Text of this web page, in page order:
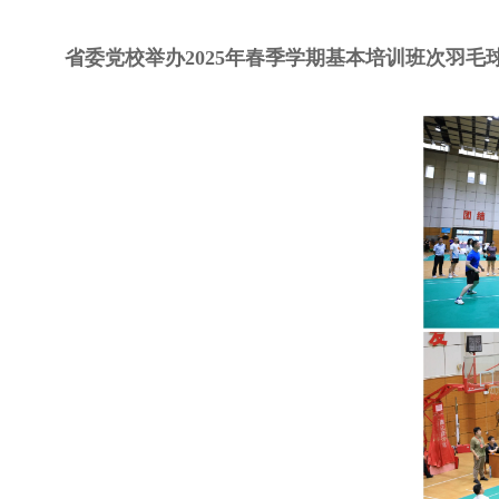
省委党校举办2025年春季学期基本培训班次羽毛